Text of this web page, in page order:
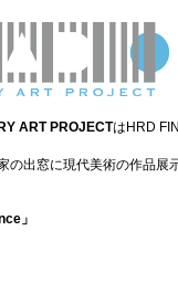
ART PROJECTはHRD
の出窓に現代美術の作品
」